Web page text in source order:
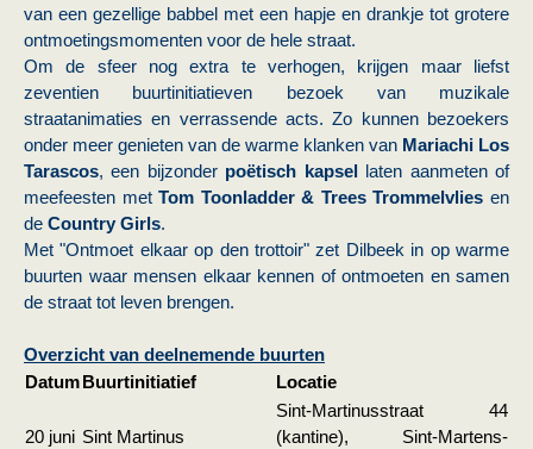
van een gezellige babbel met een hapje en drankje tot grotere
ontmoetingsmomenten voor de hele straat.
Om de sfeer nog extra te verhogen, krijgen maar liefst
zeventien buurtinitiatieven bezoek van muzikale
straatanimaties en verrassende acts. Zo kunnen bezoekers
onder meer genieten van de warme klanken van Mariachi Los
Tarascos, een bijzonder poëtisch kapsel
laten aanmeten of
meefeesten metTom Toonladder & Trees Trommelvlies en
de Country Girls.
Met "Ontmoet elkaar op den trottoir" zet Dilbeek in op warme
buurten waar mensen elkaar kennen of ontmoeten en samen
de straat tot leven brengen.
Overzicht van deelnemende buurten
Datum Buurtinitiatief Locatie
20 juni Sint Martinus
Sint-Martinusstraat 44
(kantine), Sint-Martens-